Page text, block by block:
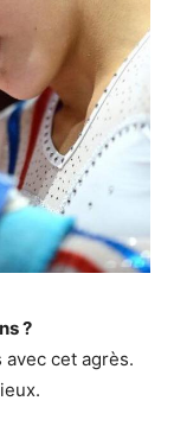
?
avec cet agrès.